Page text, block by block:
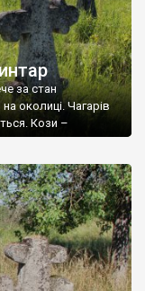
за стан
околиці. Чагарів
Кози –
кладовищ,
то улюблений
невелике, […]